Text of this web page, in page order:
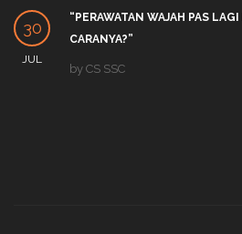
30
JUL
“PERAWATAN WAJAH PAS
CARANYA?”
by CS SSC